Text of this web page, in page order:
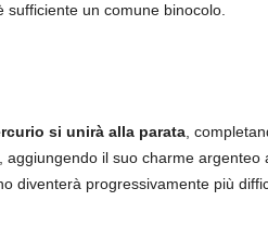
un comune binocolo.
si unirà alla parata,
il suo charme argenteo
diventerà progressivamente più